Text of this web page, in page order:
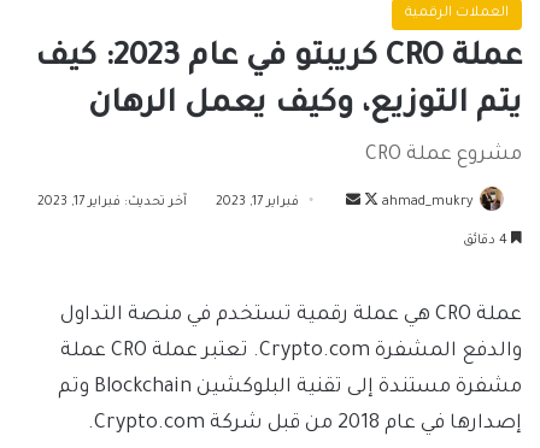
العملات الرقمية
عملة CRO كريبتو في عام 2023: كيف
يتم التوزيع، وكيف يعمل الرهان
مشروع عملة CRO
ahmad_mukry
تابعأرسل
فبراير 17, 2023 آخر تحديث: فبراير 17, 2023
عملة CRO هي عملة رقمية تستخدم في منصة التداول
والدفع المشفرة Crypto.com. تعتبر عملة CRO عملة
مشفرة مستندة إلى تقنية البلوكشين Blockchain وتم
إصدارها في عام 2018 من قبل شركة Crypto.com.